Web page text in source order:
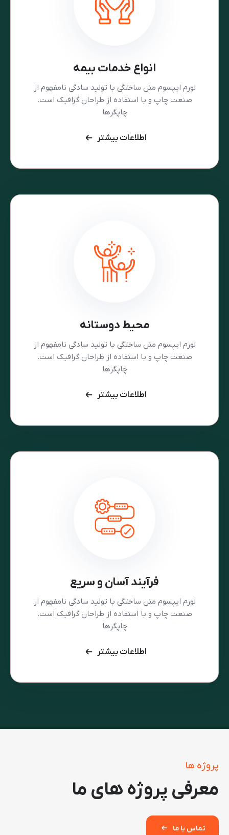
انواع خدمات بیمه
لورم ایپسوم متن ساختگی با تولید سادگی نامفهوم از
صنعت چاپ و با استفاده از طراحان گرافیک است.
چاپگرها
اطلاعات بیشتر
محیط دوستانه
لورم ایپسوم متن ساختگی با تولید سادگی نامفهوم از
صنعت چاپ و با استفاده از طراحان گرافیک است.
چاپگرها
اطلاعات بیشتر
فرآیند آسان و سریع
لورم ایپسوم متن ساختگی با تولید سادگی نامفهوم از
صنعت چاپ و با استفاده از طراحان گرافیک است.
چاپگرها
اطلاعات بیشتر
پروژه ها
معرفی پروژه های ما
تماس با ما